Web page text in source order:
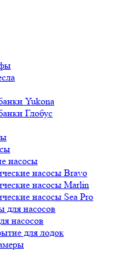
Yukona
Глобус
насосы
насосы Bravo
насосы Marlin
насосы Sea Pro
для насосов
насосов
для лодок